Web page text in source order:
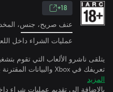
18+
عنف صريح، جنس،
عمليات الشراء داخل
يتلقى ناشرو الألعاب التي تقوم
تعريفك في Xbox والبيانات المقترنة بينما تمارس الألعاب.
المزيد
بالإضافة إلى تقديم عمليات شراء